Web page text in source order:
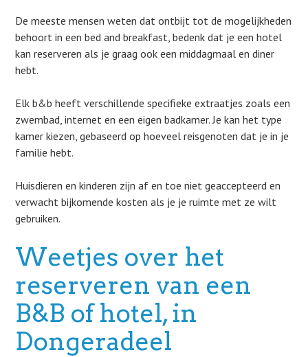
De meeste mensen weten dat ontbijt tot de mogelijkheden
behoort in een bed and breakfast, bedenk dat je een hotel
kan reserveren als je graag ook een middagmaal en diner
hebt.
Elk b&b heeft verschillende specifieke extraatjes zoals een
zwembad, internet en een eigen badkamer. Je kan het type
kamer kiezen, gebaseerd op hoeveel reisgenoten dat je in je
familie hebt.
Huisdieren en kinderen zijn af en toe niet geaccepteerd en
verwacht bijkomende kosten als je je ruimte met ze wilt
gebruiken.
Weetjes over het
reserveren van een
B&B of hotel, in
Dongeradeel